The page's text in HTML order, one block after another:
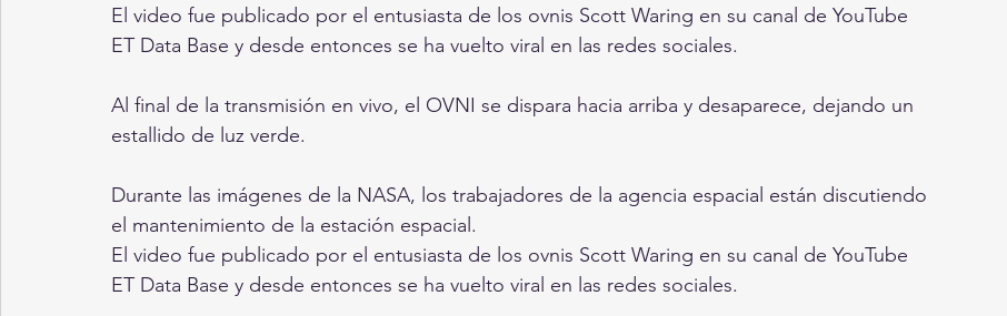
El video fue publicado por el entusiasta de los ovnis Scott Waring en su canal de YouTube
ET Data Base y desde entonces se ha vuelto viral en las redes sociales.
Al final de la transmisión en vivo, el OVNI se dispara hacia arriba y desaparece, dejando un
estallido de luz verde.
Durante las imágenes de la NASA, los trabajadores de la agencia espacial están discutiendo
el mantenimiento de la estación espacial.
El video fue publicado por el entusiasta de los ovnis Scott Waring en su canal de YouTube
ET Data Base y desde entonces se ha vuelto viral en las redes sociales.